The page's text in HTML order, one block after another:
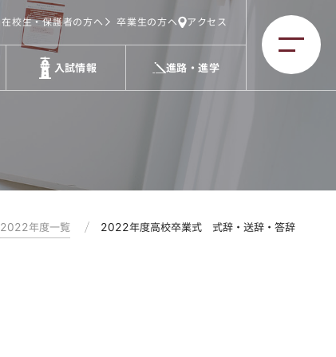
在校生・保護者の方へ 卒業生の方へ アクセス
入試情報 進路・進学
2022年度一覧 2022年度高校卒業式 式辞・送辞・答辞